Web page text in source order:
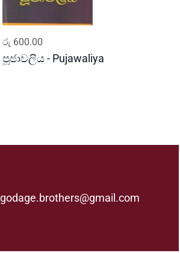
රු 600.00
පූජාවලිය - Pujawaliya
godage.brothers@gmail.com